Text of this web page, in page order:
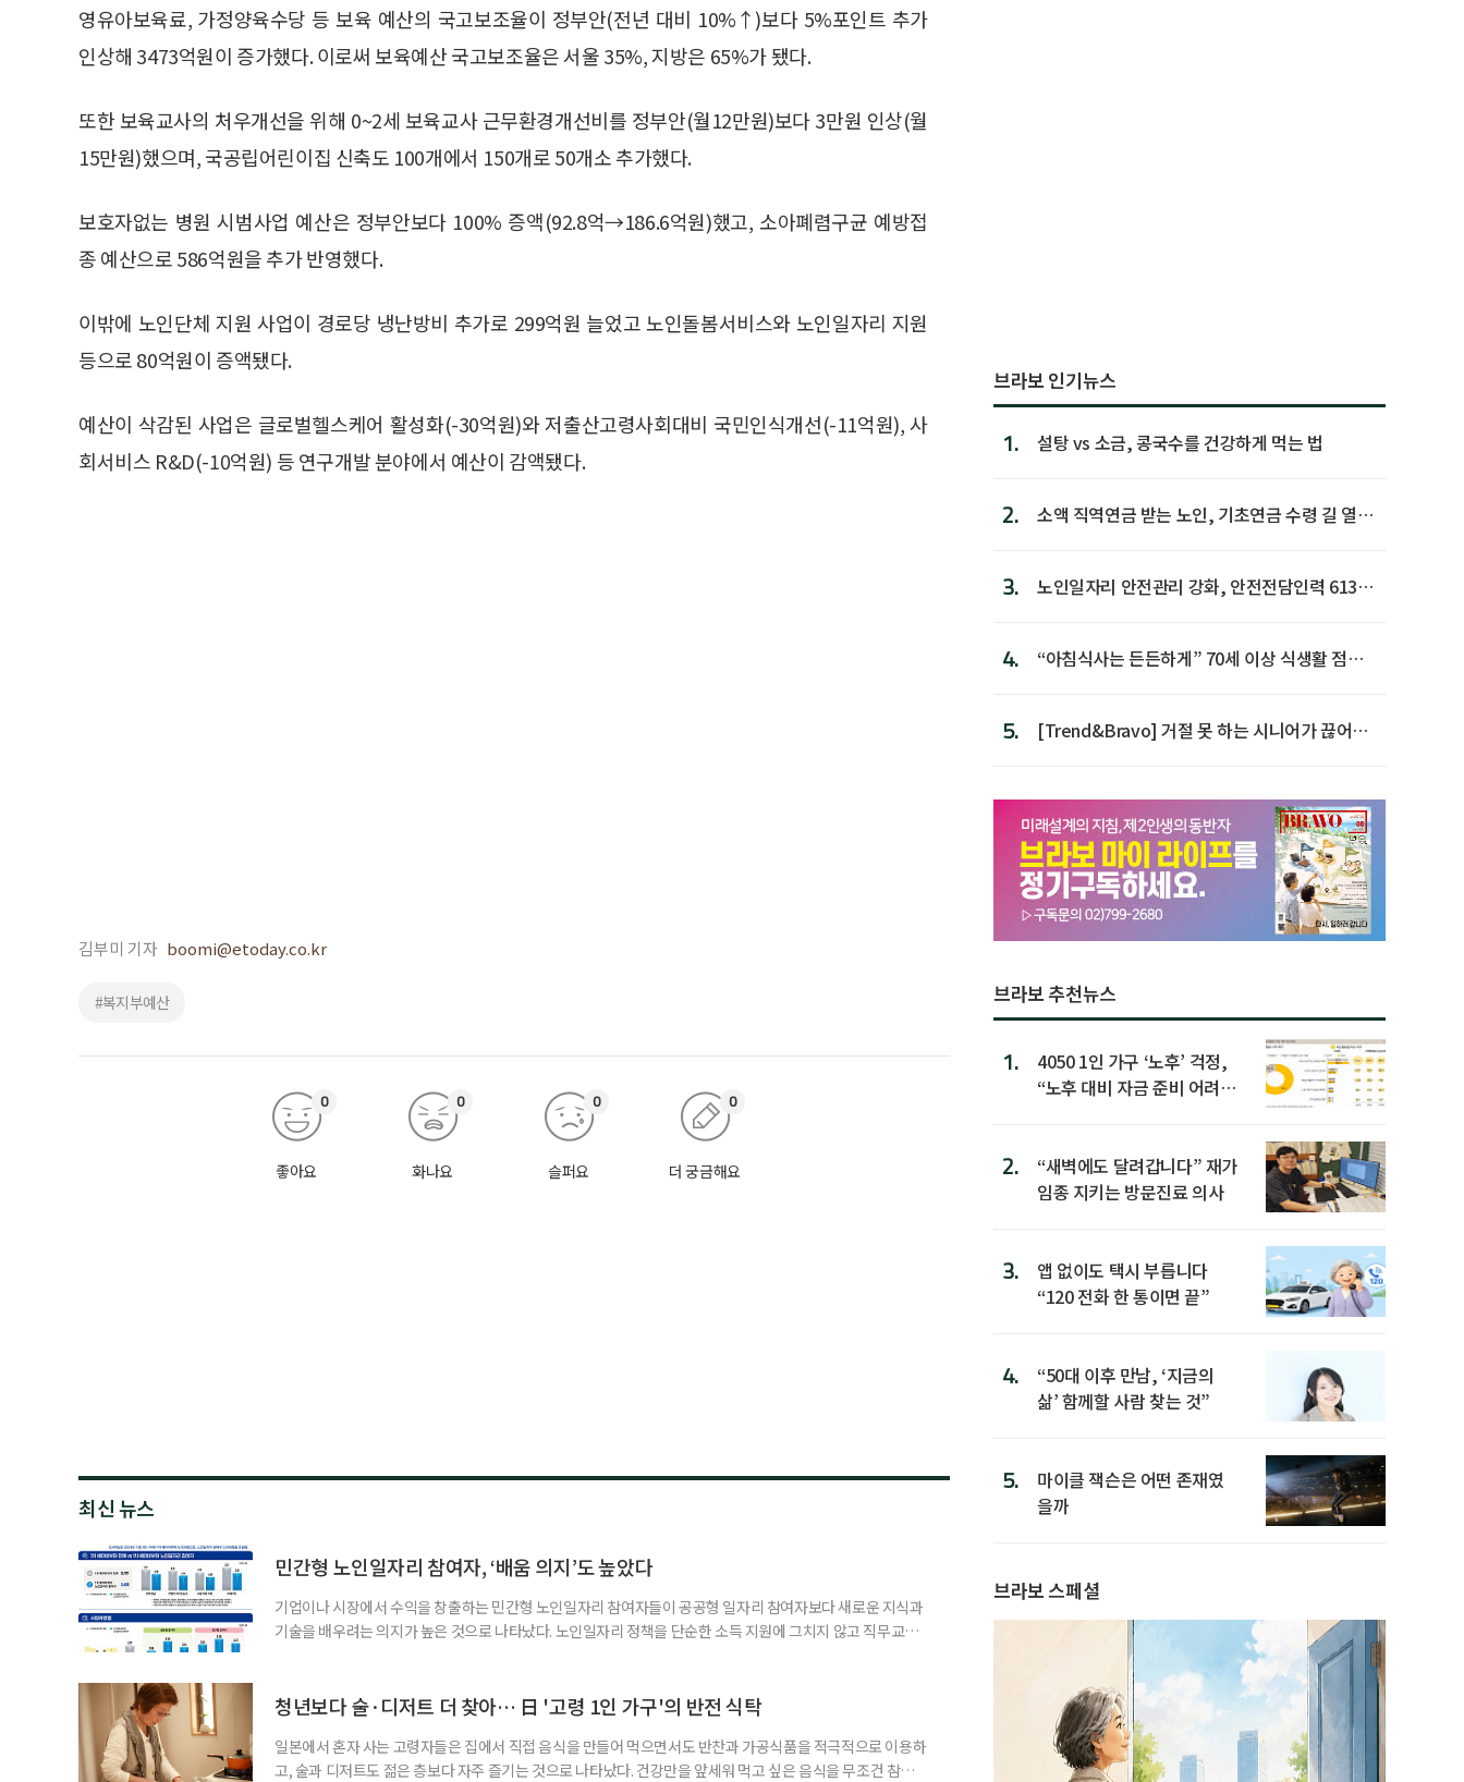
영유아보육료, 가정양육수당 등 보육 예산의 국고보조율이 정부안(전년 대비 10%↑)보다 5%포인트 추가
인상해 3473억원이 증가했다. 이로써 보육예산 국고보조율은 서울 35%, 지방은 65%가 됐다.
또한 보육교사의 처우개선을 위해 0~2세 보육교사 근무환경개선비를 정부안(월12만원)보다 3만원 인상(월
15만원)했으며, 국공립어린이집 신축도 100개에서 150개로 50개소 추가했다.
보호자없는 병원 시범사업 예산은 정부안보다 100% 증액(92.8억→186.6억원)했고, 소아폐렴구균 예방접
종 예산으로 586억원을 추가 반영했다.
이밖에 노인단체 지원 사업이 경로당 냉난방비 추가로 299억원 늘었고 노인돌봄서비스와 노인일자리 지원
등으로 80억원이 증액됐다.
예산이 삭감된 사업은 글로벌헬스케어 활성화(-30억원)와 저출산고령사회대비 국민인식개선(-11억원), 사
회서비스 R&D(-10억원) 등 연구개발 분야에서 예산이 감액됐다.
김부미 기자 boomi@etoday.co.kr
#복지부예산
좋아요
0
화나요
0
슬퍼요
0
더 궁금해요
0
최신 뉴스
민간형 노인일자리 참여자, ‘배움 의지’도 높았다
기업이나 시장에서 수익을 창출하는 민간형 노인일자리 참여자들이 공공형 일자리 참여자보다 새로운 지식과
기술을 배우려는 의지가 높은 것으로 나타났다. 노인일자리 정책을 단순한 소득 지원에 그치지 않고 직무교육
비부머 세대 가운데 노인일자리 참여자들의 교육학습동기를 성별과 연령, 거주지역, 소득, 가구형태, 일자리 유
청년보다 술·디저트 더 찾아… 日 '고령 1인 가구'의 반전 식탁
일본에서 혼자 사는 고령자들은 집에서 직접 음식을 만들어 먹으면서도 반찬과 가공식품을 적극적으로 이용하
고, 술과 디저트도 젊은 층보다 자주 즐기는 것으로 나타났다. 건강만을 앞세워 먹고 싶은 음식을 무조건 참기보
브라보 인기뉴스
1. 설탕 vs 소금, 콩국수를 건강하게 먹는 법
2.
소액 직역연금 받는 노인, 기초연금 수령 길 열린
3.
노인일자리 안전관리 강화, 안전전담인력 613명
4.
“아침식사는 든든하게” 70세 이상 식생활 점수
5.
[Trend&Bravo] 거절 못 하는 시니어가 끊어야
브라보 추천뉴스
1.
4050 1인 가구 ‘노후’ 걱정,
“노후 대비 자금 준비 어려
2.
“새벽에도 달려갑니다” 재가
임종 지키는 방문진료 의사
3.
앱 없이도 택시 부릅니다
“120 전화 한 통이면 끝”
4.
“50대 이후 만남, ‘지금의
삶’ 함께할 사람 찾는 것”
5.
마이클 잭슨은 어떤 존재였
을까
브라보 스페셜